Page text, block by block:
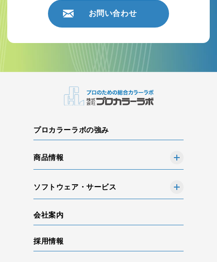
お問い合わせ
プロカラーラボの強み
商品情報
ソフトウェア・サービス
会社案内
採用情報